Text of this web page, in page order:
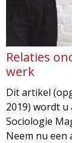
Relaties
werk
Dit artikel
2019) wordt
Sociologie
Neem nu een